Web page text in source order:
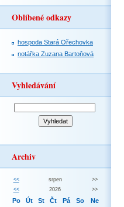
Oblíbené odkazy
hospoda Stará Ořechovka
notářka Zuzana Bartoňová
Vyhledávání
Archiv
<< srpen
>>
<<
2026 >>
Po Út St Čt Pá So Ne